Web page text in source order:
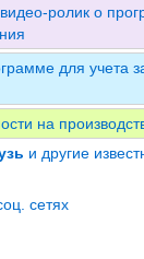
ролик о
для учета
на
и другие
сетях